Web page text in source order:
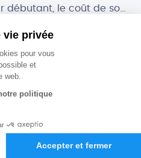
débutant, le coût de son
il existe des logiciels
fonctionnalités aussi
que les outils payants.
donnons […]les
BTP dans la
de leur